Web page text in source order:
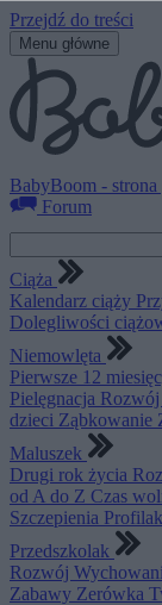
Przejdź do treści
Menu główne
BabyBoom - strona
Forum
Ciąża
Kalendarz ciąży
Dolegliwości
Niemowlęta
Pierwsze 12
Pielęgnacja Rozwój
dzieci Ząbkowanie
Maluszek
Drugi rok życia
od A do Z Czas
Szczepienia
Przedszkolak
Rozwój
Zabawy Zerówka